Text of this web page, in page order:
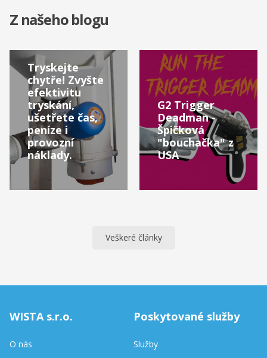
Z našeho blogu
Tryskejte
chytře! Zvyšte
efektivitu
tryskání,
ušetřete čas,
peníze i
provozní
náklady.
G2 Trigger
Deadman -
Špičková
"bouchačka" z
USA
Veškeré články
WISTA s.r.o.
O nás
Poskytované služby
Služby